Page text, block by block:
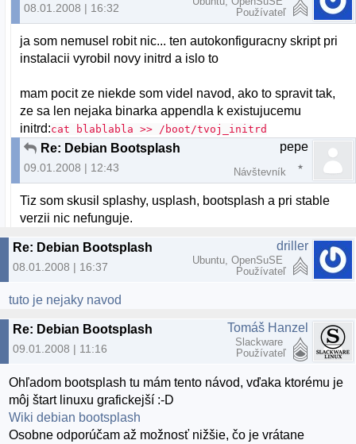
08.01.2008 | 16:32
Používateľ
ja som nemusel robit nic... ten autokonfiguracny skript pri
instalacii vyrobil novy initrd a islo to
mam pocit ze niekde som videl navod, ako to spravit tak,
ze sa len nejaka binarka appendla k existujucemu
initrd:cat blablabla >> /boot/tvoj_initrd
Re: Debian Bootsplash
09.01.2008 | 12:43
pepe
Návštevník
Tiz som skusil splashy, usplash, bootsplash a pri stable
verzii nic nefunguje.
Re: Debian Bootsplash
08.01.2008 | 16:37
driller
Ubuntu, OpenSuSE
Používateľ
tuto je nejaky navod
Re: Debian Bootsplash
09.01.2008 | 11:16
Tomáš Hanzel
Slackware
Používateľ
Ohľadom bootsplash tu mám tento návod, vďaka ktorému je
môj štart linuxu grafickejší :-D
Wiki debian bootsplash
Osobne odporúčam až možnosť nižšie, čo je vrátane